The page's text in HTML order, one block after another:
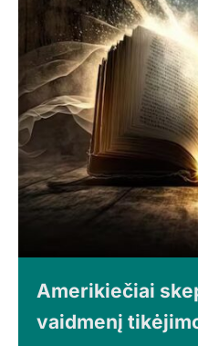
Amerikiečiai
vaidmenį